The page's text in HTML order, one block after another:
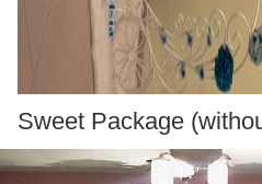
Sweet Package